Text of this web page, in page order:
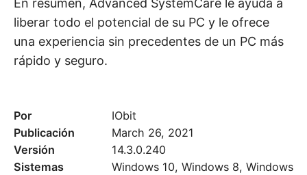
liberar todo el potencial de su PC y le ofrece
una experiencia sin precedentes de un PC más
rápido y seguro.
Por
IObit
Publicación
March 26, 2021
Versión
14.3.0.240
Sistemas
Windows 10, Windows 8, Windows